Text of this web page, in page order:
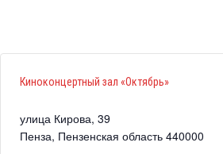
Киноконцертный зал «Октябрь»
улица Кирова, 39
Пенза, Пензенская область 440000